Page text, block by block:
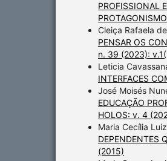
PROFISSIONAL
Cleiça Rafaela
PENSAR OS
n. 39 (2023):
Leticia
INTERFACES
José Moisés
EDUCAÇÃO
HOLOS: v. 4
Maria Cecília
DEPENDENTES
(2015)